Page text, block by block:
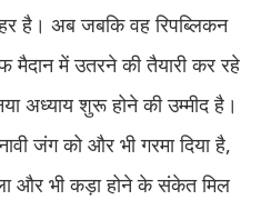
है। अब जबकि वह रिपब्लिकन
मैदान में उतरने की तैयारी कर रहे
अध्याय शुरू होने की उम्मीद है।
जंग को और भी गरमा दिया है,
और भी कड़ा होने के संकेत मिल